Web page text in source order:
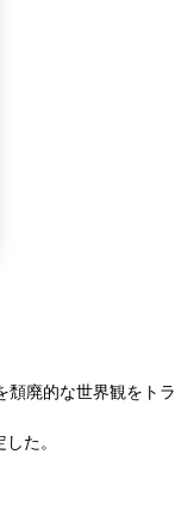
頽廃的な世界観をトラ
た。